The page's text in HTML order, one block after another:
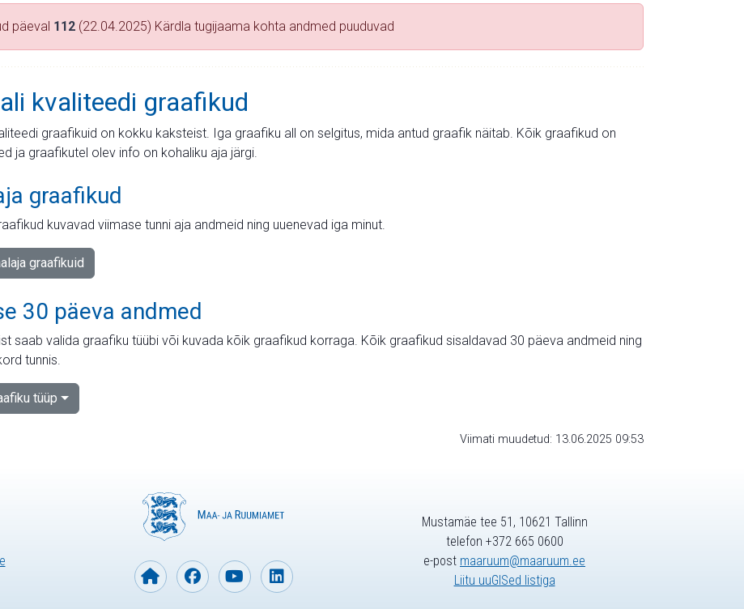
päeval 112 (22.04.2025) Kärdla tugijaama kohta andmed puuduvad
kvaliteedi graafikud
graafikuid on kokku kaksteist. Iga graafiku all on selgitus, mida antud graafik näitab. Kõik graafikud on
ja graafikutel olev info on kohaliku aja järgi.
graafikud
kuvavad viimase tunni aja andmeid ning uuenevad iga minut.
graafikuid
30 päeva andmed
saab valida graafiku tüübi või kuvada kõik graafikud korraga. Kõik graafikud sisaldavad 30 päeva andmeid ning
tunnis.
tüüp
Viimati muudetud: 13.06.2025 09:53
Mustamäe tee 51, 10621 Tallinn
telefon +372 665 0600
e-post maaruum@maaruum.ee
Liitu uuGISed listiga